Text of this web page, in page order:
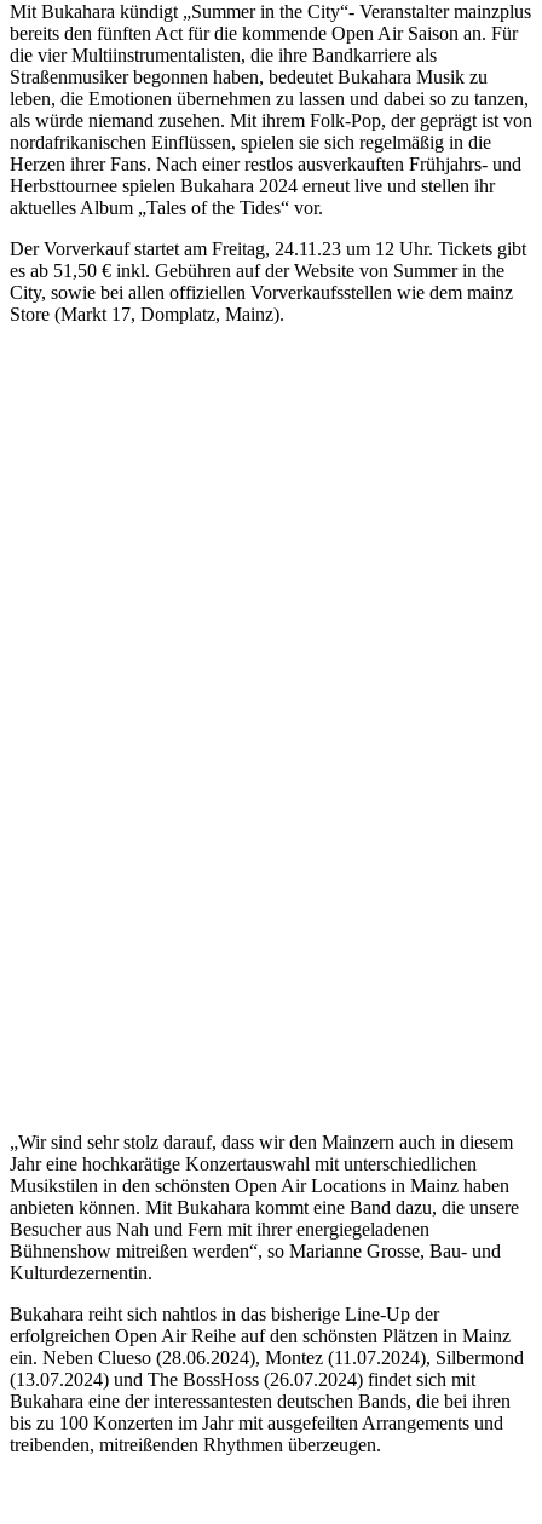
Mit Bukahara kündigt „Summer in the City“- Veranstalter mainzplus
bereits den fünften Act für die kommende Open Air Saison an. Für
die vier Multiinstrumentalisten, die ihre Bandkarriere als
Straßenmusiker begonnen haben, bedeutet Bukahara Musik zu
leben, die Emotionen übernehmen zu lassen und dabei so zu tanzen,
als würde niemand zusehen. Mit ihrem Folk-Pop, der geprägt ist von
nordafrikanischen Einflüssen, spielen sie sich regelmäßig in die
Herzen ihrer Fans. Nach einer restlos ausverkauften Frühjahrs- und
Herbsttournee spielen Bukahara 2024 erneut live und stellen ihr
aktuelles Album „Tales of the Tides“ vor.
Der Vorverkauf startet am Freitag, 24.11.23 um 12 Uhr. Tickets gibt
es ab 51,50 € inkl. Gebühren auf der Website von Summer in the
City, sowie bei allen offiziellen Vorverkaufsstellen wie dem mainz
Store (Markt 17, Domplatz, Mainz).
„Wir sind sehr stolz darauf, dass wir den Mainzern auch in diesem
Jahr eine hochkarätige Konzertauswahl mit unterschiedlichen
Musikstilen in den schönsten Open Air Locations in Mainz haben
anbieten können. Mit Bukahara kommt eine Band dazu, die unsere
Besucher aus Nah und Fern mit ihrer energiegeladenen
Bühnenshow mitreißen werden“, so Marianne Grosse, Bau- und
Kulturdezernentin.
Bukahara reiht sich nahtlos in das bisherige Line-Up der
erfolgreichen Open Air Reihe auf den schönsten Plätzen in Mainz
ein. Neben Clueso (28.06.2024), Montez (11.07.2024), Silbermond
(13.07.2024) und The BossHoss (26.07.2024) findet sich mit
Bukahara eine der interessantesten deutschen Bands, die bei ihren
bis zu 100 Konzerten im Jahr mit ausgefeilten Arrangements und
treibenden, mitreißenden Rhythmen überzeugen.